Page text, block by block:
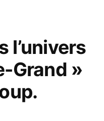
l’univers
Grand »